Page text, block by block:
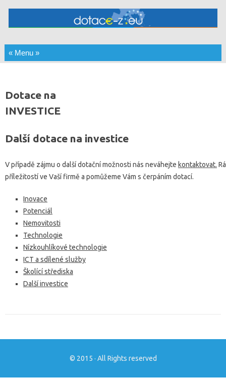
Skip to content
Dotace na
INVESTICE
Další dotace na investice
V případě zájmu o další dotační možnosti nás neváhejte kontaktovat.
příležitostí ve Vaší firmě a pomůžeme Vám s čerpáním dotací.
Inovace
Potenciál
Nemovitosti
Technologie
Nízkouhlíkové technologie
ICT a sdílené služby
Školící střediska
Další investice
© 2015 · All Rights reserved